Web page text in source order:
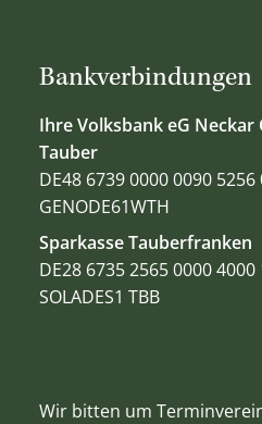
Bankverbindungen
Ihre Volksbank eG
Tauber
DE48 6739 0000 0090 5256
GENODE61WTH
Sparkasse Tauberfranken
DE28 6735 2565 0000 4000
SOLADES1 TBB
Wir bitten um